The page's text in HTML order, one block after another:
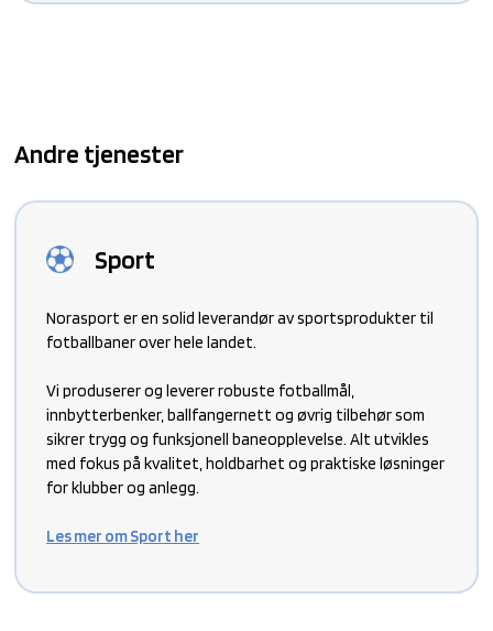
Andre tjenester
Sport
Norasport er en solid leverandør av sportsprodukter til
fotballbaner over hele landet.
Vi produserer og leverer robuste fotballmål,
innbytterbenker, ballfangernett og øvrig tilbehør som
sikrer trygg og funksjonell baneopplevelse. Alt utvikles
med fokus på kvalitet, holdbarhet og praktiske løsninger
for klubber og anlegg.
Les mer om Sport her